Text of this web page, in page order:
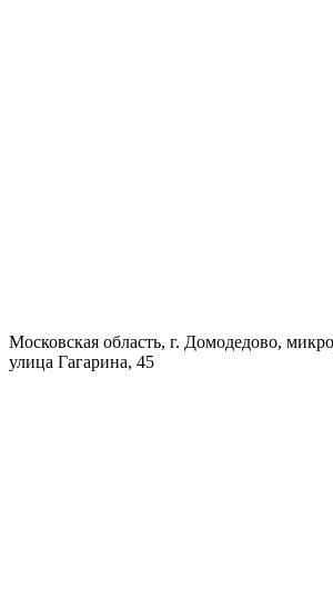
Московская область, г. Домодедово,
улица Гагарина, 45